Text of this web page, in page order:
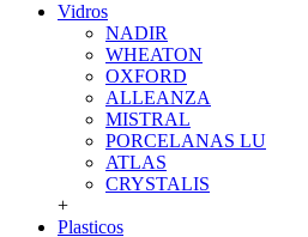
Vidros
NADIR
WHEATON
OXFORD
ALLEANZA
MISTRAL
PORCELANAS LU
ATLAS
CRYSTALIS
+
Plasticos